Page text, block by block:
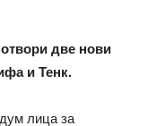
две нови
и Тенк.
лица за